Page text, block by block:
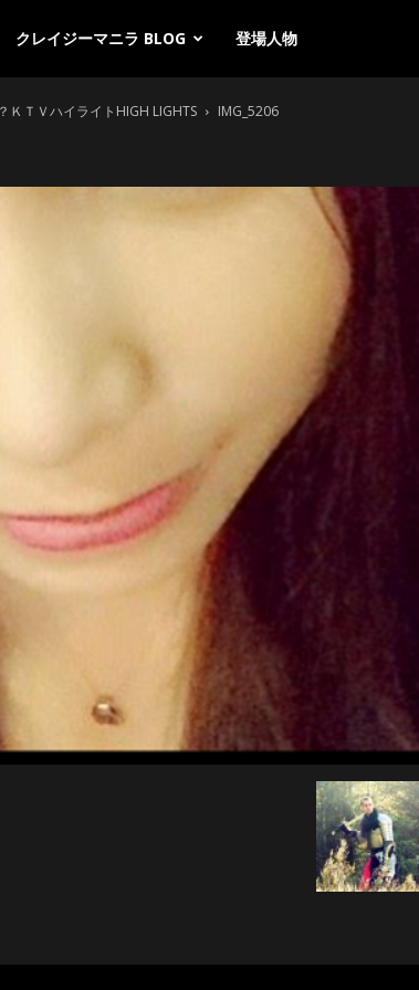
クレイジーマニラ BLOG 登場人物
ＫＴＶハイライトHIGH LIGHTS IMG_5206